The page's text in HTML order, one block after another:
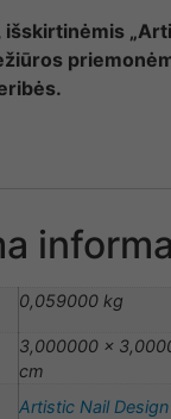
išskirtinėmis
0,059000 kg
3,000000 ×
cm
Artistic Nail Design